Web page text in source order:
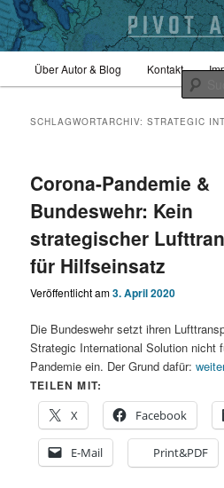
primären
springen
sekundären
springenpivotarea
HauptmenüÜber Autor & Blog Kontakt
SCHLAGWORTARCHIV:STRATEGIC
Corona-Pandemie &
Bundeswehr: Kein
strategischer
für Hilfseinsatz
Veröffentlicht am3. April 2020
Die Bundeswehr setzt ihren
Strategic International Solution nicht
Pandemie ein. Der Grund dafür:
TEILEN MIT:
X
Facebook
E-Mail Print&PDF